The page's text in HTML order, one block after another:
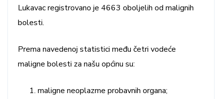
Lukavac registrovano je 4663 oboljelih od malignih
bolesti.
Prema navedenoj statistici među četri vodeće
maligne bolesti za našu općinu su:
maligne neoplazme probavnih organa;